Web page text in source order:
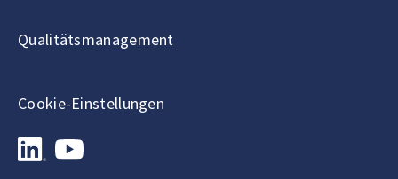
Qualitätsmanagement
Cookie-Einstellungen